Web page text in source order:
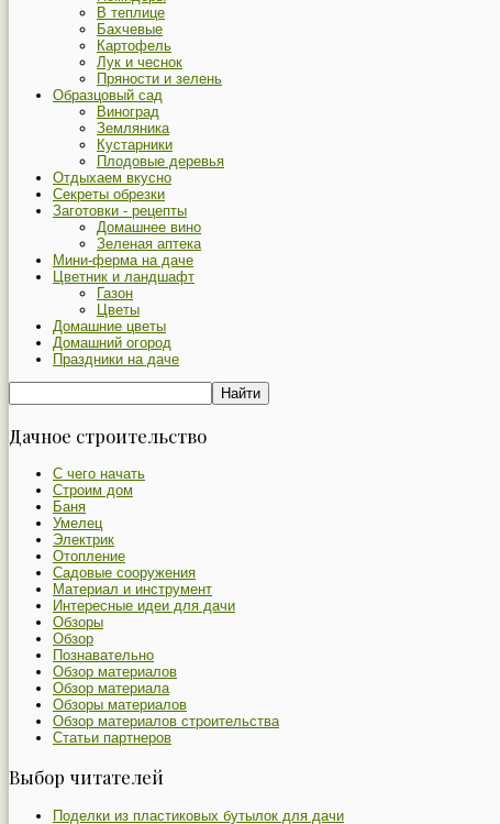
В теплице
Бахчевые
Картофель
Лук и чеснок
Пряности и зелень
Образцовый сад
Виноград
Земляника
Кустарники
Плодовые деревья
Отдыхаем вкусно
Секреты обрезки
Заготовки - рецепты
Домашнее вино
Зеленая аптека
Мини-ферма на даче
Цветник и ландшафт
Газон
Цветы
Домашние цветы
Домашний огород
Праздники на даче
Дачное строительство
С чего начать
Строим дом
Баня
Умелец
Электрик
Отопление
Садовые сооружения
Материал и инструмент
Интересные идеи для дачи
Обзоры
Обзор
Познавательно
Обзор материалов
Обзор материала
Обзоры материалов
Обзор материалов строительства
Статьи партнеров
Выбор читателей
Поделки из пластиковых бутылок для дачи